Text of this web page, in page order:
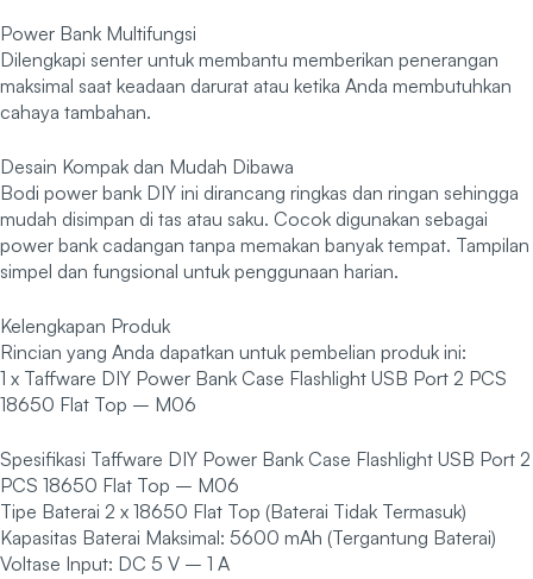
Power Bank Multifungsi
Dilengkapi senter untuk membantu memberikan penerangan
maksimal saat keadaan darurat atau ketika Anda membutuhkan
cahaya tambahan.
Desain Kompak dan Mudah Dibawa
Bodi power bank DIY ini dirancang ringkas dan ringan sehingga
mudah disimpan di tas atau saku. Cocok digunakan sebagai
power bank cadangan tanpa memakan banyak tempat. Tampilan
simpel dan fungsional untuk penggunaan harian.
Kelengkapan Produk
Rincian yang Anda dapatkan untuk pembelian produk ini:
1 x Taffware DIY Power Bank Case Flashlight USB Port 2 PCS
18650 Flat Top – M06
Spesifikasi Taffware DIY Power Bank Case Flashlight USB Port 2
PCS 18650 Flat Top – M06
Tipe Baterai 2 x 18650 Flat Top (Baterai Tidak Termasuk)
Kapasitas Baterai Maksimal: 5600 mAh (Tergantung Baterai)
Voltase Input: DC 5 V – 1 A